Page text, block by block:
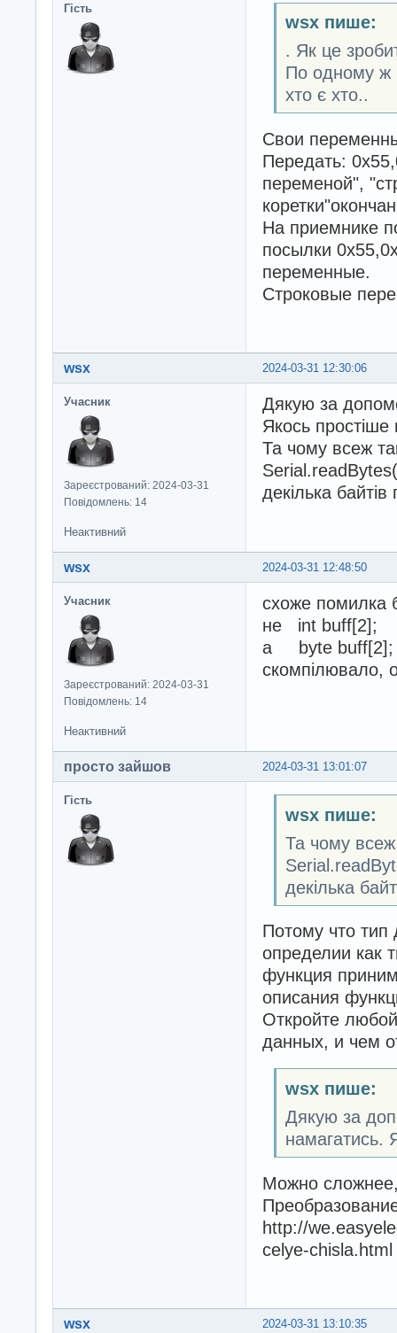
Гість
wsx пише:
. Як це
По одному ж
хто є хто..
Свои
Передать:
переменой",
На приемнике
посылки
переменные.
Строковые
2024-03-31 12:30:06
wsx
Учасник
Зареєстрований: 2024-03-31
Повідомлень: 14
Дякую за
Якось простіше
Та чому всеж
декілька
Неактивний
2024-03-31 12:48:50
wsx
Учасник
Зареєстрований: 2024-03-31
Повідомлень: 14
схоже помилка
не int buff[2];
а byte buff[2];
скомпілювало,
Неактивний
2024-03-31 13:01:07
просто зайшов
Гість
wsx пише:
Та чому
декілька
Потому что
определии как
функция
описания
Откройте
данных, и чем
wsx пише:
Дякую за
намагатись.
Можно
http://
celye-chisla.html
2024-03-31 13:10:35
wsx